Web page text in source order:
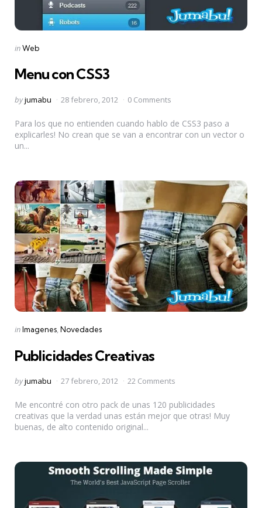
Categories
Posted
inWeb
Menu con CSS3
Posted
byjumabu 28 febrero, 2012 0 Comments
Para los que no entienden cuando hablo de CSS3 paso a
explicarles! No crean que se van a encontrar con un vector o
un...
Categories
Posted
inImagenes Novedades
Publicidades Creativas
Posted
byjumabu 27 febrero, 2012 22 Comments
Me encontré con otro pack de unas 120 publicidades
creativas que la verdad unas están mejor que otras! Muy
buenas, de alto contenido original...